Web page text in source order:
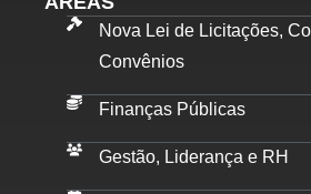
Nova Lei de Licitações,
Convênios
Finanças Públicas
Gestão, Liderança e RH